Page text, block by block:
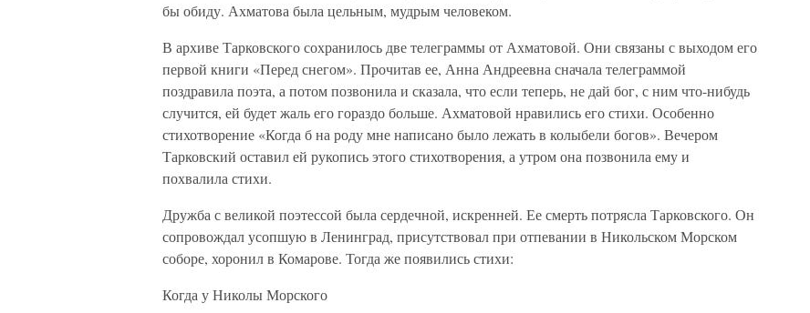
бы обиду. Ахматова была цельным, мудрым человеком.
В архиве Тарковского сохранилось две телеграммы от Ахматовой. Они связаны с выходом его
первой книги «Перед снегом». Прочитав ее, Анна Андреевна сначала телеграммой
поздравила поэта, а потом позвонила и сказала, что если теперь, не дай бог, с ним что-нибудь
случится, ей будет жаль его гораздо больше. Ахматовой нравились его стихи. Особенно
стихотворение «Когда б на роду мне написано было лежать в колыбели богов». Вечером
Тарковский оставил ей рукопись этого стихотворения, а утром она позвонила ему и
похвалила стихи.
Дружба с великой поэтессой была сердечной, искренней. Ее смерть потрясла Тарковского. Он
сопровождал усопшую в Ленинград, присутствовал при отпевании в Никольском Морском
соборе, хоронил в Комарове. Тогда же появились стихи:
Когда у Николы Морского